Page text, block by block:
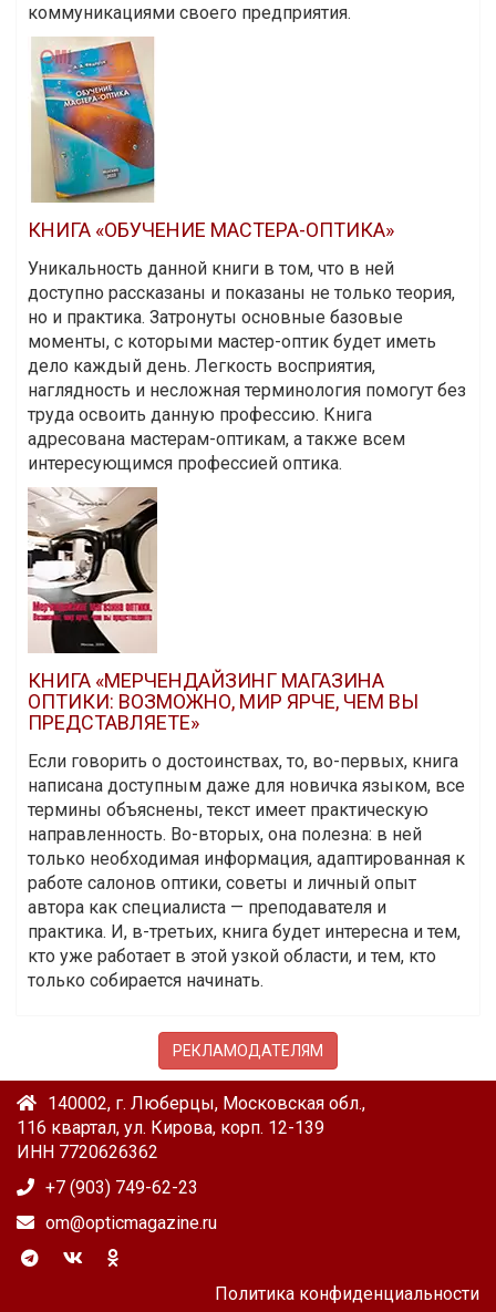
коммуникациями своего предприятия.
КНИГА «ОБУЧЕНИЕ МАСТЕРА-ОПТИКА»
Уникальность данной книги в том, что в ней
доступно рассказаны и показаны не только теория,
но и практика. Затронуты основные базовые
моменты, с которыми мастер-оптик будет иметь
дело каждый день. Легкость восприятия,
наглядность и несложная терминология помогут без
труда освоить данную профессию. Книга
адресована мастерам-оптикам, а также всем
интересующимся профессией оптика.
КНИГА «МЕРЧЕНДАЙЗИНГ МАГАЗИНА
ОПТИКИ: ВОЗМОЖНО, МИР ЯРЧЕ, ЧЕМ ВЫ
ПРЕДСТАВЛЯЕТЕ»
Если говорить о достоинствах, то, во-первых, книга
написана доступным даже для новичка языком, все
термины объяснены, текст имеет практическую
направленность. Во-вторых, она полезна: в ней
только необходимая информация, адаптированная к
работе салонов оптики, советы и личный опыт
автора как специалиста — преподавателя и
практика. И, в-третьих, книга будет интересна и тем,
кто уже работает в этой узкой области, и тем, кто
только собирается начинать.
РЕКЛАМОДАТЕЛЯМ
140002, г. Люберцы, Московская обл.,
116 квартал, ул. Кирова, корп. 12-139
ИНН 7720626362
+7 (903) 749-62-23
om@opticmagazine.ru
Политика конфиденциальности